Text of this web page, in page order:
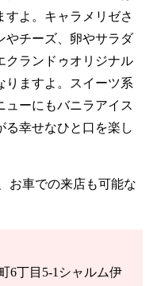
すよ。キャラメリゼさ
やチーズ、卵やサラダ
クランドゥオリジナル
りますよ。スイーツ系
ューにもバニラアイス
る幸せなひと口を楽し
お車での来店も可能な
6丁目5-1シャルム伊